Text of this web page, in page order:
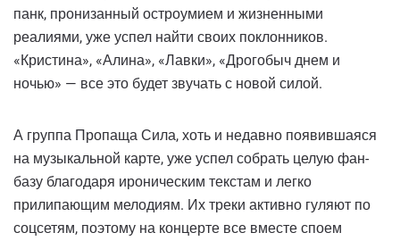
панк, пронизанный остроумием и жизненными
реалиями, уже успел найти своих поклонников.
«Кристина», «Алина», «Лавки», «Дрогобыч днем ​​и
ночью» — все это будет звучать с новой силой.
А группа Пропаща Сила, хоть и недавно появившаяся
на музыкальной карте, уже успел собрать целую фан-
базу благодаря ироническим текстам и легко
прилипающим мелодиям. Их треки активно гуляют по
соцсетям, поэтому на концерте все вместе споем